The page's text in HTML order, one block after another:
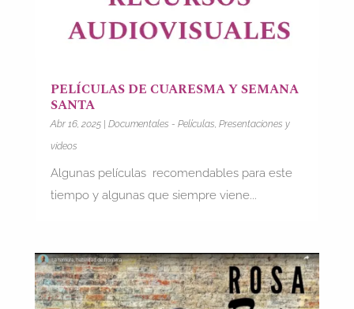
PELÍCULAS DE CUARESMA Y SEMANA
SANTA
Abr 16, 2025| Documentales - Películas, Presentaciones y
videos
Algunas películas recomendables para este
tiempo y algunas que siempre viene...